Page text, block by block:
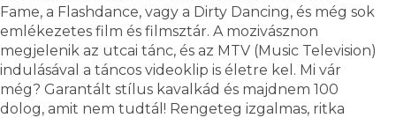
Fame, a Flashdance, vagy a Dirty Dancing, és még sok
emlékezetes film és filmsztár. A mozivásznon
megjelenik az utcai tánc, és az MTV (Music Television)
indulásával a táncos videoklip is életre kel. Mi vár
még? Garantált stílus kavalkád és majdnem 100
dolog, amit nem tudtál! Rengeteg izgalmas, ritka